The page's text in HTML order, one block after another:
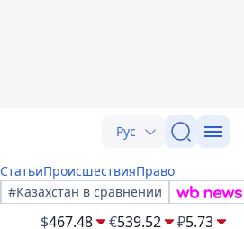
Рус
СтатьиПроисшествияПраво
#Казахстан в сравнении
$467.48 €539.52 ₽5.73